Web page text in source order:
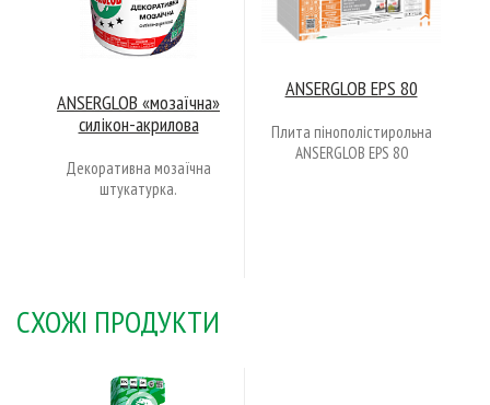
ANSERGLOB «мозаїчна»
силікон-акрилова
Декоративна мозаїчна
штукатурка.
ANSERGLOB EPS 80
Плита пінополістирольна
ANSERGLOB EPS 80
СХОЖІ ПРОДУКТИ